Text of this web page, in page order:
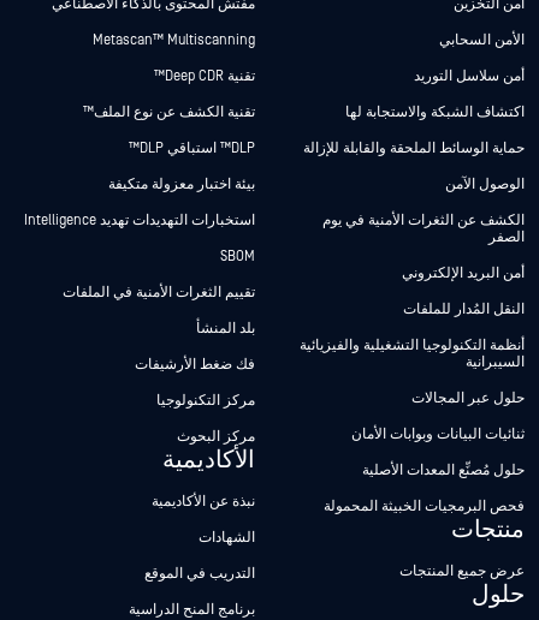
أمن التخزين
الأمن السحابي
أمن سلاسل التوريد
اكتشاف الشبكة والاستجابة لها
حماية الوسائط الملحقة والقابلة للإزالة
الوصول الآمن
الكشف عن الثغرات الأمنية في يوم
الصفر
أمن البريد الإلكتروني
النقل المُدار للملفات
أنظمة التكنولوجيا التشغيلية والفيزيائية
السيبرانية
حلول عبر المجالات
ثنائيات البيانات وبوابات الأمان
حلول مُصنِّع المعدات الأصلية
فحص البرمجيات الخبيثة المحمولة
منتجات
عرض جميع المنتجات
حلول
مفتش المحتوى بالذكاء الاصطناعي
Metascan™ Multiscanning
تقنية Deep CDR™
تقنية الكشف عن نوع الملف™
DLP™ استباقي DLP™
بيئة اختبار معزولة متكيفة
استخبارات التهديدات تهديد Intelligence
SBOM
تقييم الثغرات الأمنية في الملفات
بلد المنشأ
فك ضغط الأرشيفات
مركز التكنولوجيا
مركز البحوث
الأكاديمية
نبذة عن الأكاديمية
الشهادات
التدريب في الموقع
برنامج المنح الدراسية